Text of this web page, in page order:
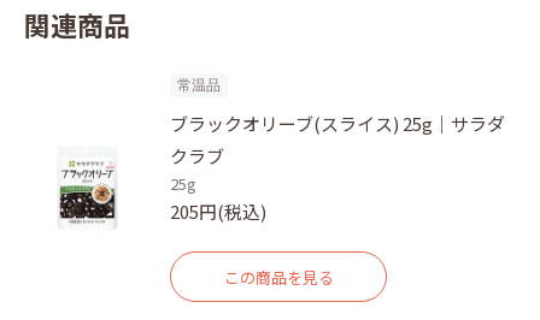
関連商品
常温品
ブラックオリーブ(スライス) 25g｜サラダ
クラブ
25g
205円(税込)
この商品を見る